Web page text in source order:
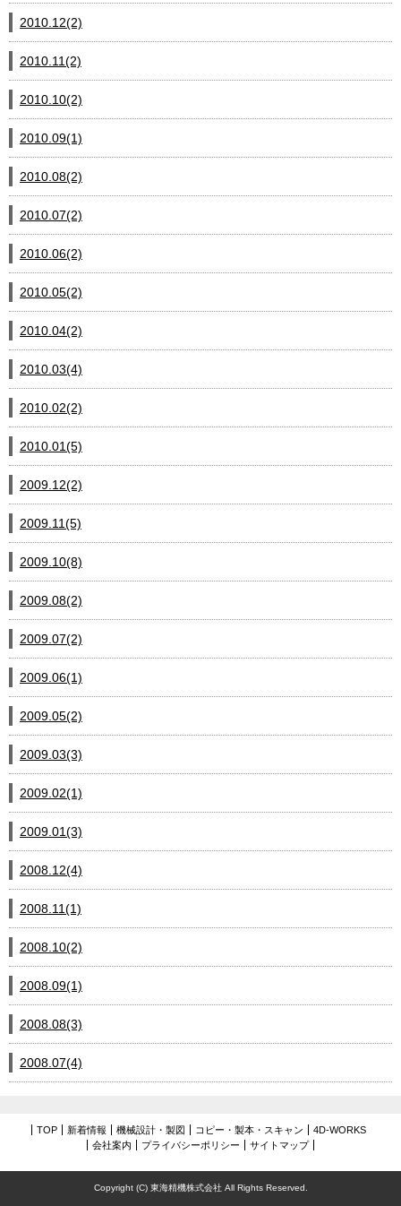
2010.12(2)
2010.11(2)
2010.10(2)
2010.09(1)
2010.08(2)
2010.07(2)
2010.06(2)
2010.05(2)
2010.04(2)
2010.03(4)
2010.02(2)
2010.01(5)
2009.12(2)
2009.11(5)
2009.10(8)
2009.08(2)
2009.07(2)
2009.06(1)
2009.05(2)
2009.03(3)
2009.02(1)
2009.01(3)
2008.12(4)
2008.11(1)
2008.10(2)
2008.09(1)
2008.08(3)
2008.07(4)
TOP 新着情報 機械設計・製図 コピー・製本・スキャン
4D-WORKS
会社案内
プライバシーポリシー サイトマップ
Copyright (C) 東海精機株式会社 All Rights Reserved.